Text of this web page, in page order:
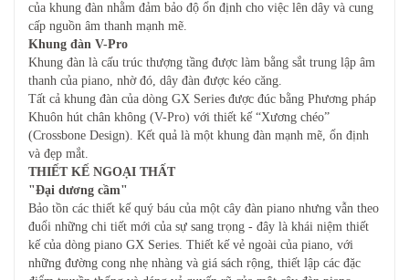
của khung đàn nhằm đảm bảo độ ổn định cho việc lên dây và cung
cấp nguồn âm thanh mạnh mẽ.
Khung đàn V-Pro
Khung đàn là cấu trúc thượng tầng được làm bằng sắt trung lập âm
thanh của piano, nhờ đó, dây đàn được kéo căng.
Tất cả khung đàn của dòng GX Series được đúc bằng Phương pháp
Khuôn hút chân không (V-Pro) với thiết kế “Xương chéo”
(Crossbone Design). Kết quả là một khung đàn mạnh mẽ, ổn định
và đẹp mắt.
THIẾT KẾ NGOẠI THẤT
"Đại dương cầm"
Bảo tồn các thiết kế quý báu của một cây đàn piano nhưng vẫn theo
đuổi những chi tiết mới của sự sang trọng - đây là khái niệm thiết
kế của dòng piano GX Series. Thiết kế vẻ ngoài của piano, với
những đường cong nhẹ nhàng và giá sách rộng, thiết lập các đặc